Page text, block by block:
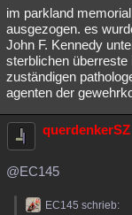
Übersichten
Besucht
Lesenswert
im parkland
ausgezogen. es
John F. Kennedy
sterblichen
zuständigen
agenten der
querdenkerSZ
@EC145
EC145 schrieb: